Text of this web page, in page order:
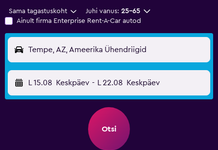
Sama tagastuskoht Juhi vanus: 25–65
Ainult firma Enterprise Rent-A-Car autod
Tempe, AZ, Ameerika Ühendriigid
L 15.08 Keskpäev - L 22.08 Keskpäev
Otsi